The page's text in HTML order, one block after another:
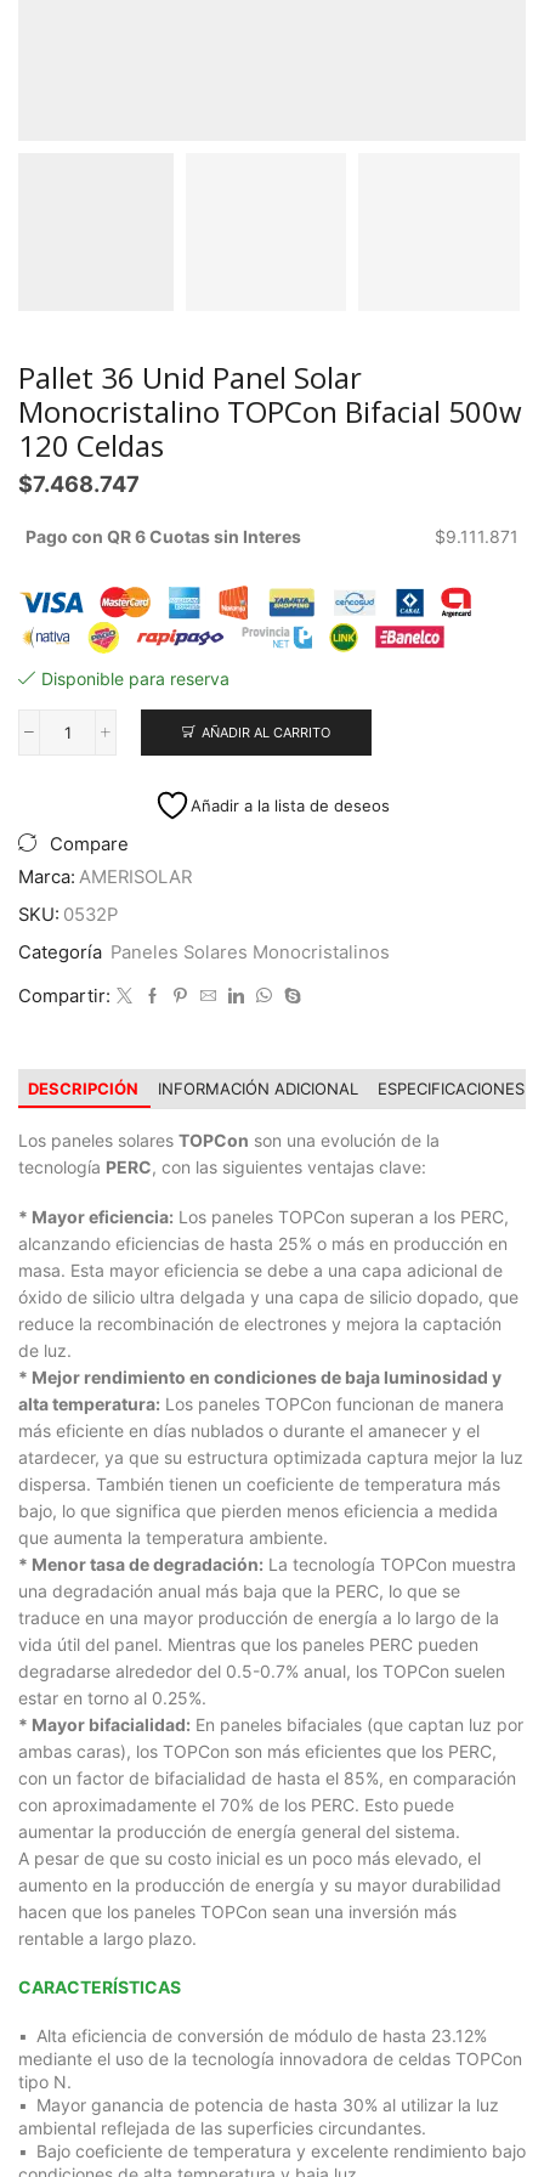
Pallet 36 Unid Panel Solar
Monocristalino TOPCon Bifacial 500w
120 Celdas
$7.468.747
Pago con QR 6 Cuotas sin Interes $9.111.871
Disponible para reserva
Pallet
Solar
TOPCon
Bifacial
120
Celdas
cantidad
AÑADIR AL CARRITO
Añadir a la lista de deseos
Compare
Marca: AMERISOLAR
SKU: 0532P
Categoría Paneles Solares Monocristalinos
Compartir:
DESCRIPCIÓN INFORMACIÓN ADICIONAL ESPECIFICACIONES
Los paneles solares TOPCon son una evolución de la
tecnología PERC, con las siguientes ventajas clave:
* Mayor eficiencia: Los paneles TOPCon superan a los PERC,
alcanzando eficiencias de hasta 25% o más en producción en
masa. Esta mayor eficiencia se debe a una capa adicional de
óxido de silicio ultra delgada y una capa de silicio dopado, que
reduce la recombinación de electrones y mejora la captación
de luz.
* Mejor rendimiento en condiciones de baja luminosidad y
alta temperatura: Los paneles TOPCon funcionan de manera
más eficiente en días nublados o durante el amanecer y el
atardecer, ya que su estructura optimizada captura mejor la luz
dispersa. También tienen un coeficiente de temperatura más
bajo, lo que significa que pierden menos eficiencia a medida
que aumenta la temperatura ambiente.
* Menor tasa de degradación: La tecnología TOPCon muestra
una degradación anual más baja que la PERC, lo que se
traduce en una mayor producción de energía a lo largo de la
vida útil del panel. Mientras que los paneles PERC pueden
degradarse alrededor del 0.5-0.7% anual, los TOPCon suelen
estar en torno al 0.25%.
* Mayor bifacialidad: En paneles bifaciales (que captan luz por
ambas caras), los TOPCon son más eficientes que los PERC,
con un factor de bifacialidad de hasta el 85%, en comparación
con aproximadamente el 70% de los PERC. Esto puede
aumentar la producción de energía general del sistema.
A pesar de que su costo inicial es un poco más elevado, el
aumento en la producción de energía y su mayor durabilidad
hacen que los paneles TOPCon sean una inversión más
rentable a largo plazo.
CARACTERÍSTICAS
Alta eficiencia de conversión de módulo de hasta 23.12%
mediante el uso de la tecnología innovadora de celdas TOPCon
tipo N.
Mayor ganancia de potencia de hasta 30% al utilizar la luz
ambiental reflejada de las superficies circundantes.
Bajo coeficiente de temperatura y excelente rendimiento bajo